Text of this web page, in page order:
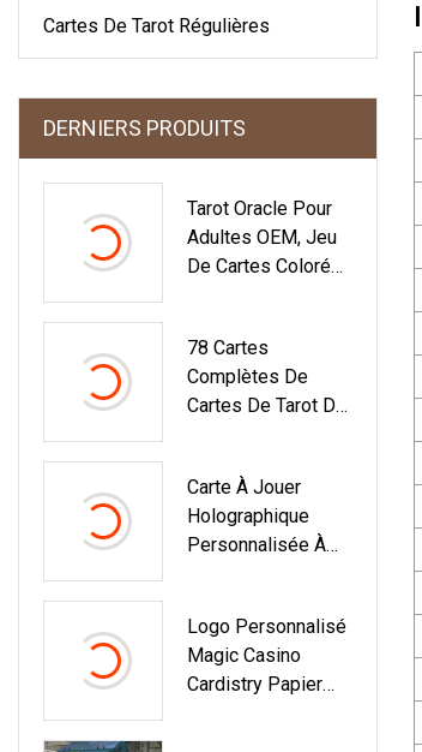
Cartes De Tarot Régulières
DERNIERS PRODUITS
Tarot Oracle Pour
Adultes OEM, Jeu
De Cartes Coloré
Avec Boîtes
D'emballage
Cadeau
78 Cartes
Complètes De
Cartes De Tarot De
Avec Guide Et Boîte
Carte À Jouer
Holographique
Personnalisée À
Cartes De Jeu À
Collectionner
Pokemon, Collecte
Logo Personnalisé
Magic Casino
Cardistry Papier